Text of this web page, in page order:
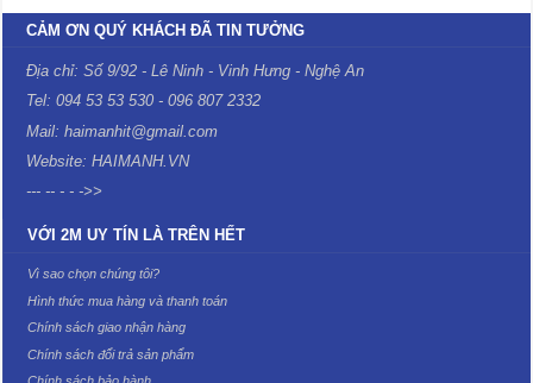
CẢM ƠN QUÝ KHÁCH ĐÃ TIN TƯỞNG
Địa chỉ: Số 9/92 - Lê Ninh - Vinh Hưng - Nghệ An
Tel: 094 53 53 530 - 096 807 2332
Mail: haimanhit@gmail.com
Website: HAIMANH.VN
--- -- - - ->>
VỚI 2M UY TÍN LÀ TRÊN HẾT
Vì sao chọn chúng tôi?
Hình thức mua hàng và thanh toán
Chính sách giao nhận hàng
Chính sách đổi trả sản phẩm